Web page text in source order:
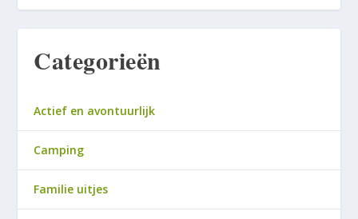
Categorieën
Actief en avontuurlijk
Camping
Familie uitjes